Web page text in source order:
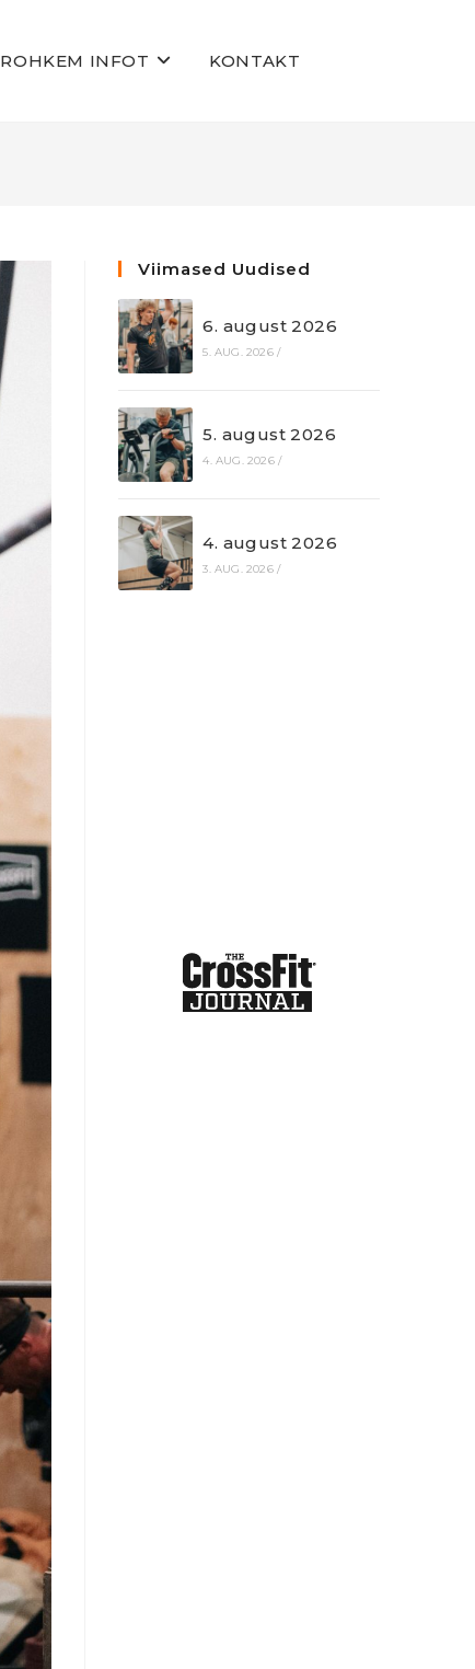
ROHKEM INFOT KONTAKT
Viimased Uudised
6. august 2026
5. AUG. 2026 /
5. august 2026
4. AUG. 2026 /
4. august 2026
3. AUG. 2026 /